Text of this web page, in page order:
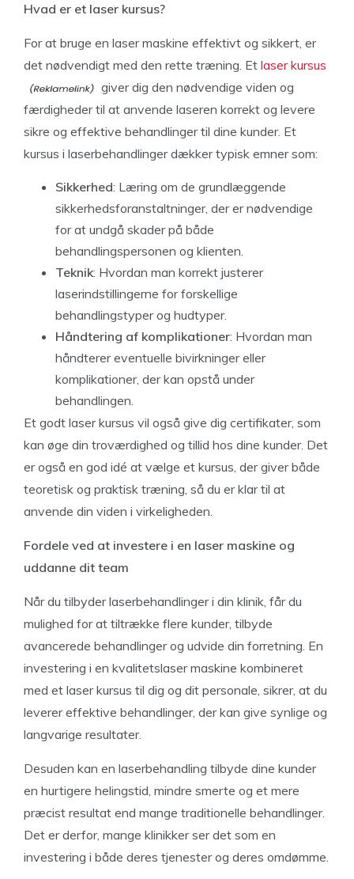
Hvad er et laser kursus?
For at bruge en laser maskine effektivt og sikkert, er
det nødvendigt med den rette træning. Et laser kursus
giver dig den nødvendige viden og
færdigheder til at anvende laseren korrekt og levere
sikre og effektive behandlinger til dine kunder. Et
kursus i laserbehandlinger dækker typisk emner som:
Sikkerhed: Læring om de grundlæggende
sikkerhedsforanstaltninger, der er nødvendige
for at undgå skader på både
behandlingspersonen og klienten.
Teknik: Hvordan man korrekt justerer
laserindstillingerne for forskellige
behandlingstyper og hudtyper.
Håndtering af komplikationer: Hvordan man
håndterer eventuelle bivirkninger eller
komplikationer, der kan opstå under
behandlingen.
Et godt laser kursus vil også give dig certifikater, som
kan øge din troværdighed og tillid hos dine kunder. Det
er også en god idé at vælge et kursus, der giver både
teoretisk og praktisk træning, så du er klar til at
anvende din viden i virkeligheden.
Fordele ved at investere i en laser maskine og
uddanne dit team
Når du tilbyder laserbehandlinger i din klinik, får du
mulighed for at tiltrække flere kunder, tilbyde
avancerede behandlinger og udvide din forretning. En
investering i en kvalitetslaser maskine kombineret
med et laser kursus til dig og dit personale, sikrer, at du
leverer effektive behandlinger, der kan give synlige og
langvarige resultater.
Desuden kan en laserbehandling tilbyde dine kunder
en hurtigere helingstid, mindre smerte og et mere
præcist resultat end mange traditionelle behandlinger.
Det er derfor, mange klinikker ser det som en
investering i både deres tjenester og deres omdømme.